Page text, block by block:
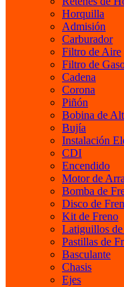
Horquilla
Admisión
Carburador
Filtro de Aire
Filtro de
Cadena
Corona
Piñón
Bobina de
Bujía
Instalación
CDI
Encendido
Motor de
Bomba de
Disco de
Kit de Freno
Latiguillos
Pastillas de
Basculante
Chasis
Ejes